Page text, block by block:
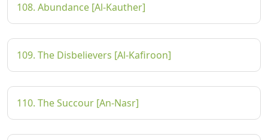
108. Abundance [Al-Kauther]
109. The Disbelievers [Al-Kafiroon]
110. The Succour [An-Nasr]